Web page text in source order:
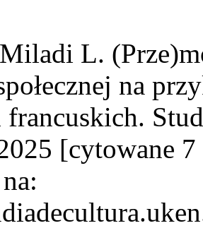
L.
na
[cytowane